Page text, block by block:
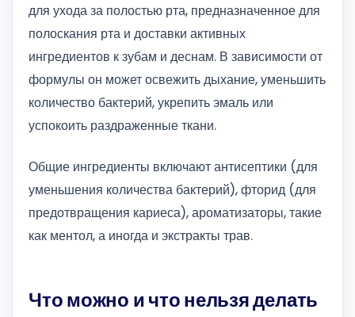
для ухода за полостью рта, предназначенное для
полоскания рта и доставки активных
ингредиентов к зубам и деснам. В зависимости от
формулы он может освежить дыхание, уменьшить
количество бактерий, укрепить эмаль или
успокоить раздраженные ткани.
Общие ингредиенты включают антисептики (для
уменьшения количества бактерий), фторид (для
предотвращения кариеса), ароматизаторы, такие
как ментол, а иногда и экстракты трав.
Что можно и что нельзя делать